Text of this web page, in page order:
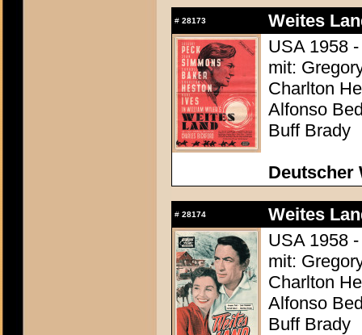
# 28173
Weites
USA 1958
mit:
Charlton
Alfonso
Buff Brady
Deutscher
# 28174
Weites
USA 1958
mit:
Charlton
Alfonso
Buff Brady